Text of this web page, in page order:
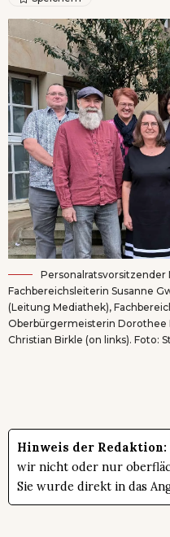
Personalratsvorsitzender
Fachbereichsleiterin Susanne
(Leitung Mediathek),
Oberbürgermeisterin Dorothee
Christian Birkle (on links). Foto:
Hinweis der Redaktion:
wir nicht oder nur
Sie wurde direkt in das